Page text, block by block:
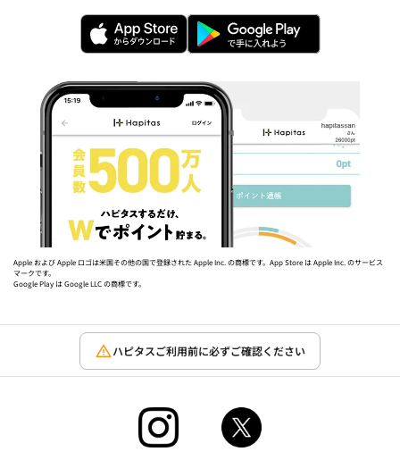
Apple および Apple ロゴは米国その他の国で登録された Apple Inc. の商標です。App Store は Apple Inc. のサービス
マークです。
Google Play は Google LLC の商標です。
ハピタスご利用前に必ずご確認ください